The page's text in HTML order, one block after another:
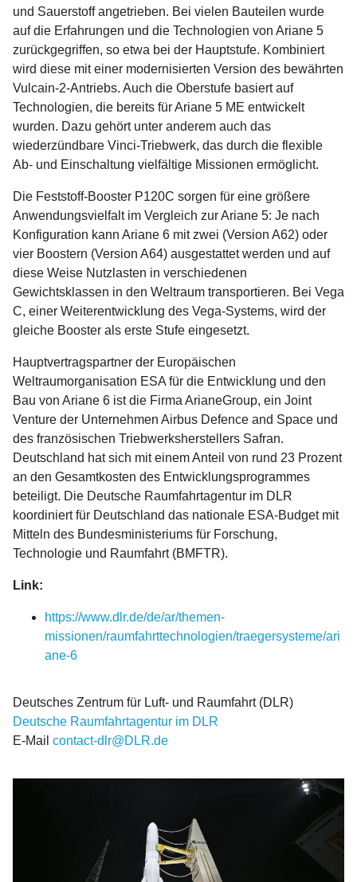
und Sauerstoff angetrieben. Bei vielen Bauteilen wurde
auf die Erfahrungen und die Technologien von Ariane 5
zurückgegriffen, so etwa bei der Hauptstufe. Kombiniert
wird diese mit einer modernisierten Version des bewährten
Vulcain-2-Antriebs. Auch die Oberstufe basiert auf
Technologien, die bereits für Ariane 5 ME entwickelt
wurden. Dazu gehört unter anderem auch das
wiederzündbare Vinci-Triebwerk, das durch die flexible
Ab- und Einschaltung vielfältige Missionen ermöglicht.
Die Feststoff-Booster P120C sorgen für eine größere
Anwendungsvielfalt im Vergleich zur Ariane 5: Je nach
Konfiguration kann Ariane 6 mit zwei (Version A62) oder
vier Boostern (Version A64) ausgestattet werden und auf
diese Weise Nutzlasten in verschiedenen
Gewichtsklassen in den Weltraum transportieren. Bei Vega
C, einer Weiterentwicklung des Vega-Systems, wird der
gleiche Booster als erste Stufe eingesetzt.
Hauptvertragspartner der Europäischen
Weltraumorganisation ESA für die Entwicklung und den
Bau von Ariane 6 ist die Firma ArianeGroup, ein Joint
Venture der Unternehmen Airbus Defence and Space und
des französischen Triebwerksherstellers Safran.
Deutschland hat sich mit einem Anteil von rund 23 Prozent
an den Gesamtkosten des Entwicklungsprogrammes
beteiligt. Die Deutsche Raumfahrtagentur im DLR
koordiniert für Deutschland das nationale ESA-Budget mit
Mitteln des Bundesministeriums für Forschung,
Technologie und Raumfahrt (BMFTR).
Link:
https://www.dlr.de/de/ar/themen-
missionen/raumfahrttechnologien/traegersysteme/ari
ane-6
Deutsches Zentrum für Luft- und Raumfahrt (DLR)
Deutsche Raumfahrtagentur im DLR
E-Mail contact-dlr@DLR.de